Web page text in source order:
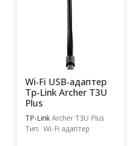
Wi-Fi USB-адаптер
Tp-Link Archer T3U
Plus
TP-Link Archer T3U Plus
Тип: Wi-Fi адаптер